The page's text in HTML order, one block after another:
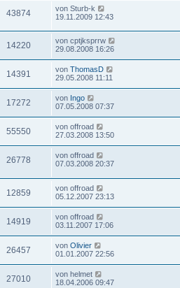
43874 von Sturb-k
19.11.2009 12:43
14220 von cptjksprrw
29.08.2008 16:26
14391 von ThomasD
29.05.2008 11:11
17272 von Ingo
07.05.2008 07:37
55550 von offroad
27.03.2008 13:50
26778 von offroad
07.03.2008 20:37
12859 von offroad
05.12.2007 23:13
14919 von offroad
03.11.2007 17:06
26457 von Olivier
01.01.2007 22:56
27010 von helmet
18.04.2006 09:47